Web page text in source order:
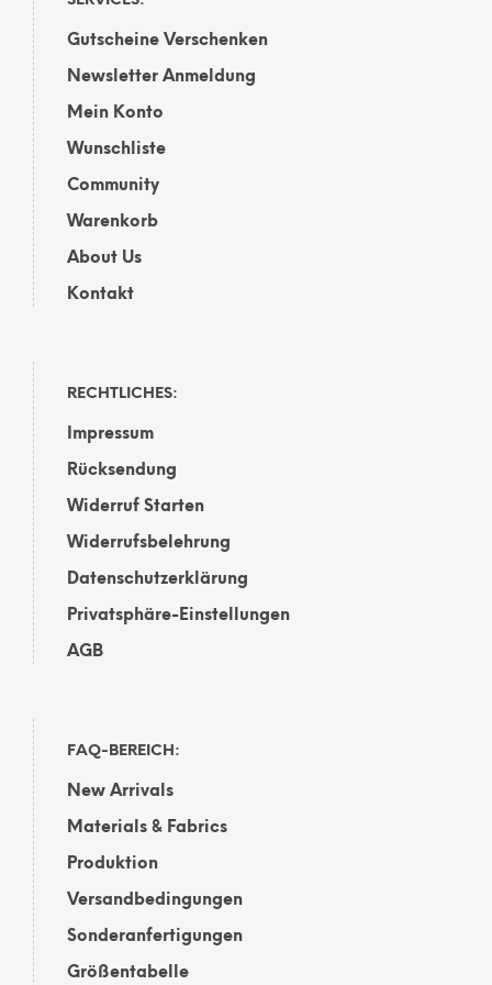
Produktseite
werden
Gutscheine Verschenken
Newsletter Anmeldung
Mein Konto
Wunschliste
Community
Warenkorb
About Us
Kontakt
RECHTLICHES:
Impressum
Rücksendung
Widerruf Starten
Widerrufsbelehrung
Datenschutzerklärung
Privatsphäre-Einstellungen
AGB
FAQ-BEREICH:
New Arrivals
Materials & Fabrics
Produktion
Versandbedingungen
Sonderanfertigungen
Größentabelle